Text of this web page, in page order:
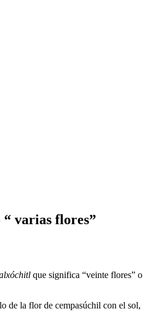
varias flores”
que significa “veinte flores”
de la flor de cempasúchil con el